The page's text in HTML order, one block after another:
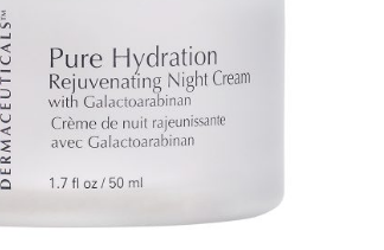
WINKELWAGEN